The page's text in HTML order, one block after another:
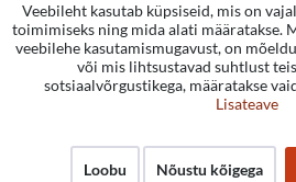
Veebileht kasutab küpsiseid, mis on
toimimiseks ning mida alati määratakse.
veebilehe kasutamismugavust, on
või mis lihtsustavad suhtlust
sotsiaalvõrgustikega, määratakse
Lisateave
Loobu Nõustu kõigega